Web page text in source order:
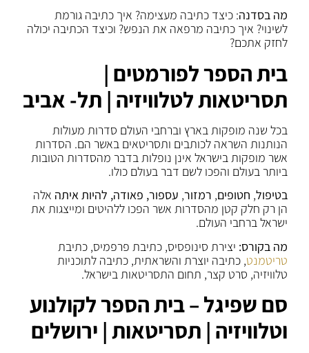
מה בסדנה: כיצד כתיבה מעצימה? איך כתיבה גורמת
לשינוי? איך כתיבה מרפאה את הנפש? וכיצד הכתיבה יכולה
לחזק אתכם?
בית הספר לפורמטים |
תסריטאות לטלוויזיה | תל- אביב
בכל שנה מופקות בארץ וברחבי העולם סדרות מעולות
הנותנות השראה לכותבים ותסריטאים באשר הם. הסדרות
אשר מופקות בישראל אינן נופלות בדבר מהסדרות הטובות
ביותר בעולם והפכו לשם דבר בעולם כולו.
בטיפול, חטופים, רמזור, עספור, פאודה, להיות איתה אלה
הן רק חלק קטן מהסדרות אשר הפכו ללהיטים ומייצגות את
ישראל ברחבי העולם.
מה בקורס: יצירת סינופסיס, כתיבת פרפמיס, כתיבת
טריטמנט, כתיבה יוצרת והשראתית, כתיבה לתוכניות
טלוויזיה, סרט קצר, תחום התסריטאות בישראל.
סם שפיגל – בית הספר לקולנוע
וטלוויזיה | תסריטאות | ירושלים